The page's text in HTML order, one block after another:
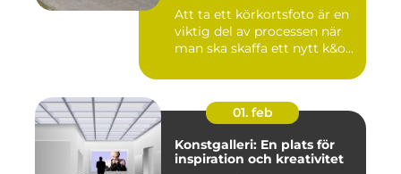
Att ta ett körkortsfoto är en
viktig del av processen när
man ska skaffa ett nytt k&o...
01. feb
Konstgalleri: En plats för
inspiration och kreativitet